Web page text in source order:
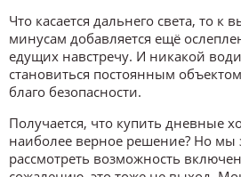
Что касается дальнего света, то
минусам добавляется ещё
едущих навстречу. И никакой
становиться постоянным
благо безопасности.
Получается, что купить дневные
наиболее верное решение? Но
рассмотреть возможность